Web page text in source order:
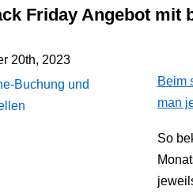
Friday Angebot mit
20th, 2023
Beim
man
So